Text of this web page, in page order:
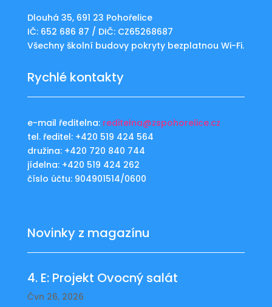
Dlouhá 35, 691 23 Pohořelice
IČ: 652 686 87 / DIČ: CZ65268687
Všechny školní budovy pokryty bezplatnou Wi-Fi.
Rychlé kontakty
e-mail ředitelna: reditelna@zspohorelice.cz
tel. ředitel: +420 519 424 564
družina: +420 720 840 744
jídelna: +420 519 424 262
číslo účtu: 904901514/0600
Novinky z magazínu
4. E: Projekt Ovocný salát
Čvn 26, 2026